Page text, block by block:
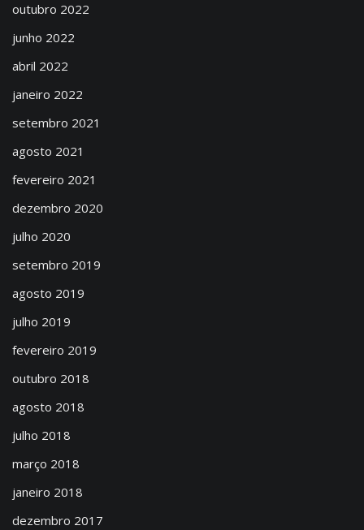
outubro 2022
junho 2022
abril 2022
janeiro 2022
setembro 2021
agosto 2021
fevereiro 2021
dezembro 2020
julho 2020
setembro 2019
agosto 2019
julho 2019
fevereiro 2019
outubro 2018
agosto 2018
julho 2018
março 2018
janeiro 2018
dezembro 2017